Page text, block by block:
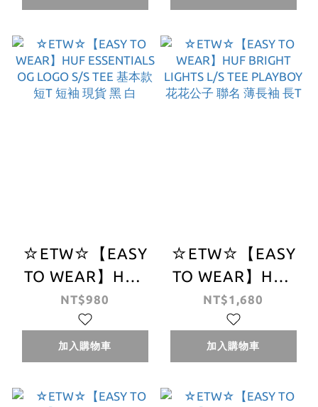
☆ETW☆【EASY
TO WEAR】HUF
ESSENTIALS OG
LOGO S/S TEE 基
本款 短T 短袖 現
貨 黑 白
NT$980
加入購物車
☆ETW☆【EASY
TO WEAR】HUF
BRIGHT LIGHTS
L/S TEE PLAYBOY
花花公子 聯名 薄
長袖 長T
NT$1,680
加入購物車